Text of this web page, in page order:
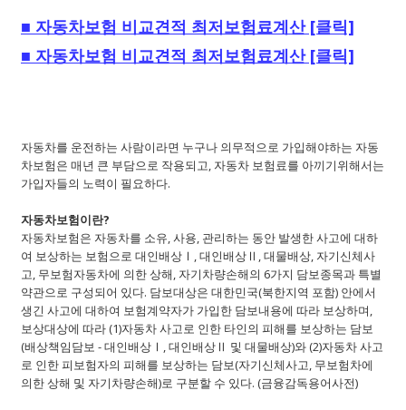
■ 자동차보험 비교견적 최저보험료계산 [클릭]
■ 자동차보험 비교견적 최저보험료계산 [클릭]
자동차를 운전하는 사람이라면 누구나 의무적으로 가입해야하는 자동
차보험은 매년 큰 부담으로 작용되고, 자동차 보험료를 아끼기위해서는
가입자들의 노력이 필요하다.
자동차보험이란?
자동차보험은 자동차를 소유, 사용, 관리하는 동안 발생한 사고에 대하
여 보상하는 보험으로 대인배상Ⅰ, 대인배상Ⅱ, 대물배상, 자기신체사
고, 무보험자동차에 의한 상해, 자기차량손해의 6가지 담보종목과 특별
약관으로 구성되어 있다. 담보대상은 대한민국(북한지역 포함) 안에서
생긴 사고에 대하여 보험계약자가 가입한 담보내용에 따라 보상하며,
보상대상에 따라 (1)자동차 사고로 인한 타인의 피해를 보상하는 담보
(배상책임담보 - 대인배상Ⅰ, 대인배상Ⅱ 및 대물배상)와 (2)자동차 사고
로 인한 피보험자의 피해를 보상하는 담보(자기신체사고, 무보험차에
의한 상해 및 자기차량손해)로 구분할 수 있다. (금융감독용어사전)